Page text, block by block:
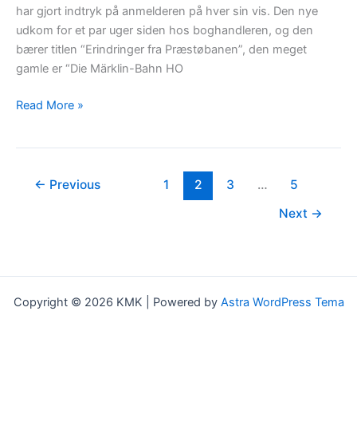
har gjort indtryk på anmelderen på hver sin vis. Den nye
udkom for et par uger siden hos boghandleren, og den
bærer titlen “Erindringer fra Præstøbanen”, den meget
gamle er “Die Märklin-Bahn HO
En
og
et
Read More »
← Previous 1 2 3 …
5
Next →
Copyright © 2026 KMK | Powered by Astra WordPress Tema